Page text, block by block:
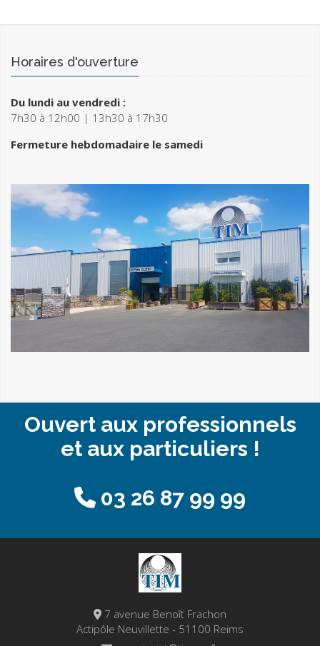
Horaires d'ouverture
Du lundi au vendredi :
7h30 à 12h00 | 13h30 à 17h30
Fermeture hebdomadaire le samedi
Ouvert aux professionnels
et aux particuliers !
03 26 87 99 99
7 avenue Benoît Frachon
Actipôle Neuvillette - 51100 Reims